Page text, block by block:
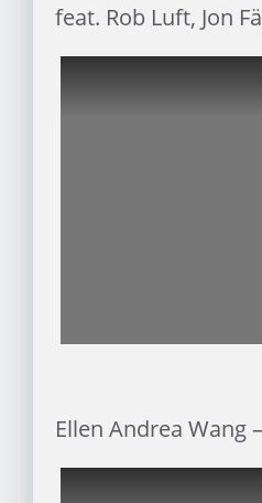
feat. Rob Luft, Jon
Ellen Andrea Wang